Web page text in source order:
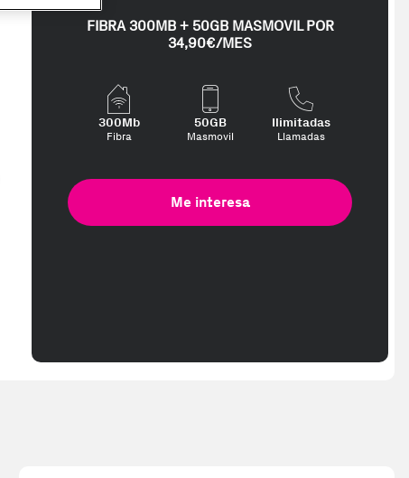
FIBRA 300MB + 50GB MASMOVIL POR
34,90€/MES
300Mb
Fibra
50GB
Masmovil
Ilimitadas
Llamadas
Me interesa